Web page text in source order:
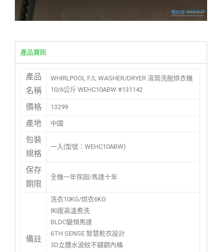
產品資訊
產品
名稱
WHIRLPOOL F/L WASHER/DRYER 滾筒洗脫烘衣機
10/6公斤 WEHC10ABW #131142
價格 13299
產地 中國
包裝
規格
一入(型號：WEHC10ABW)
保存
期限
全機一年保固/馬達十年
備註
洗衣10KG/烘衣6KG
80度高溫煮洗
BLDC變頻馬達
6TH SENSE 智慧乾衣設計
3D立體水波紋不鏽鋼內桶